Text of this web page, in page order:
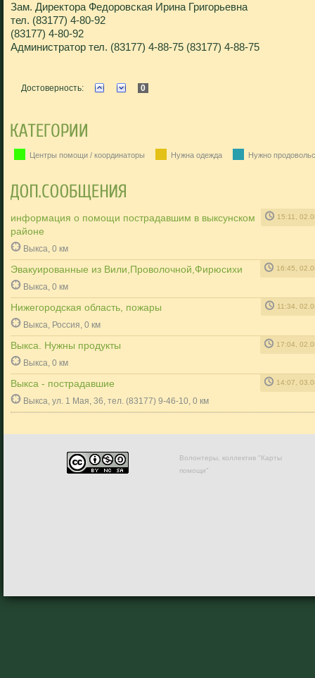
Зам. Директора Федоровская Ирина Григорьевна
тел. (83177) 4-80-92
(83177) 4-80-92
Администратор тел. (83177) 4-88-75 (83177) 4-88-75
Достоверность: 0
Центры помощи / координаторы Нужна одежда Нужно
информация о помощи пострадавшим в выксунском
районе
15:11,
Выкса, 0 км
Эвакуированные из Вили,Проволочной,Фирюсихи 16:45,
Выкса, 0 км
Нижегородская область, пожары 11:34,
Выкса, Россия, 0 км
Выкса. Нужны продукты 17:04,
Выкса, 0 км
Выкса - пострадавшие 14:07,
Выкса, ул. 1 Мая, 36, тел. (83177) 9-46-10, 0 км
Волонтеры, коллектив "Карты
помощи"